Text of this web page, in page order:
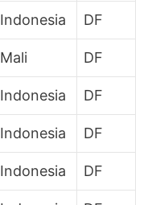
Indonesia DF
Mali DF
Indonesia DF
Indonesia DF
Indonesia DF